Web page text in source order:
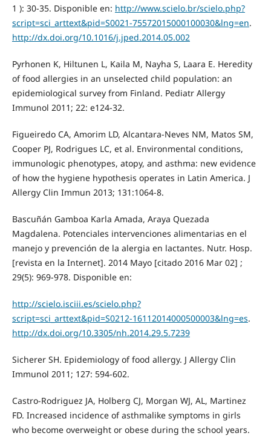
1 ): 30-35. Disponible en: http://www.scielo.br/scielo.php?
script=sci_arttext&pid=S0021-75572015000100030&lng=en.
http://dx.doi.org/10.1016/j.jped.2014.05.002
Pyrhonen K, Hiltunen L, Kaila M, Nayha S, Laara E. Heredity
of food allergies in an unselected child population: an
epidemiological survey from Finland. Pediatr Allergy
Immunol 2011; 22: e124-32.
Figueiredo CA, Amorim LD, Alcantara-Neves NM, Matos SM,
Cooper PJ, Rodrigues LC, et al. Environmental conditions,
immunologic phenotypes, atopy, and asthma: new evidence
of how the hygiene hypothesis operates in Latin America. J
Allergy Clin Immun 2013; 131:1064-8.
Bascuñán Gamboa Karla Amada, Araya Quezada
Magdalena. Potenciales intervenciones alimentarias en el
manejo y prevención de la alergia en lactantes. Nutr. Hosp.
[revista en la Internet]. 2014 Mayo [citado 2016 Mar 02] ;
29(5): 969-978. Disponible en:
http://scielo.isciii.es/scielo.php?
script=sci_arttext&pid=S0212-16112014000500003&lng=es.
http://dx.doi.org/10.3305/nh.2014.29.5.7239
Sicherer SH. Epidemiology of food allergy. J Allergy Clin
Immunol 2011; 127: 594-602.
Castro-Rodriguez JA, Holberg CJ, Morgan WJ, AL, Martinez
FD. Increased incidence of asthmalike symptoms in girls
who become overweight or obese during the school years.